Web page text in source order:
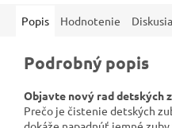
Popis Hodnotenie Diskusia
Podrobný popis
Objavte nový rad detských
Prečo je čistenie detských